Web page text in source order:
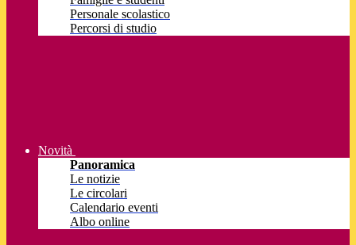
Personale scolastico
Percorsi di studio
Novità
Panoramica
Le notizie
Le circolari
Calendario eventi
Albo online